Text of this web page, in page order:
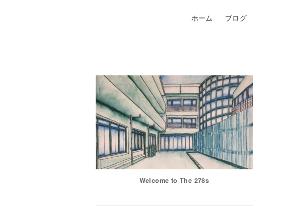
ホーム ブログ
Welcome to The 278s